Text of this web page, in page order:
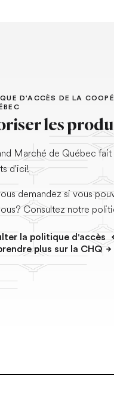
D'ACCÈS DE LA
les
Marché de Québec
d'ici!
demandez si vous
Consultez notre
la politique d'accès
Ouvrir dans
plus sur la CHQ